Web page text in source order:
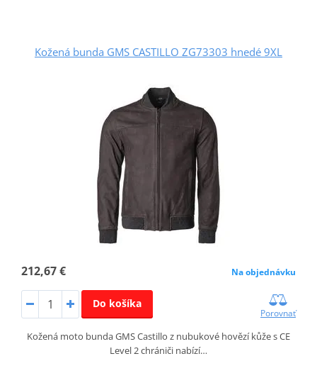
Kožená bunda GMS CASTILLO ZG73303 hnedé 9XL
212,67 € Na objednávku
Do košíka
Porovnať
Kožená moto bunda GMS Castillo z nubukové hovězí kůže s CE
Level 2 chrániči nabízí…